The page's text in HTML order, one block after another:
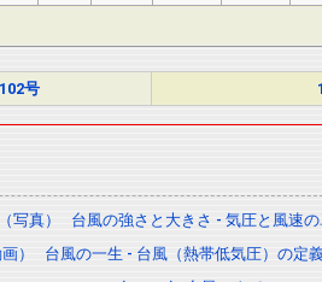
号
写真）
台風の強さと大きさ - 気圧と風速
）
台風の一生 - 台風（熱帯低気圧）の定